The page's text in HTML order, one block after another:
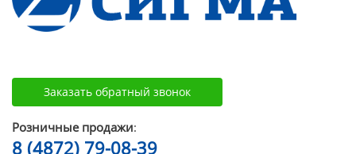
Заказать обратный звонок
Розничные продажи:
8 (4872) 79-08-39